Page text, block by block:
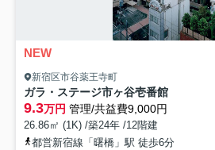
NEW
新宿区市谷薬王寺町
ガラ・ステージ市ヶ谷壱番館
9.3万円 管理/共益費9,000円
26.86㎡ (1K) /築24年 /12階建
都営新宿線「曙橋」駅 徒歩6分